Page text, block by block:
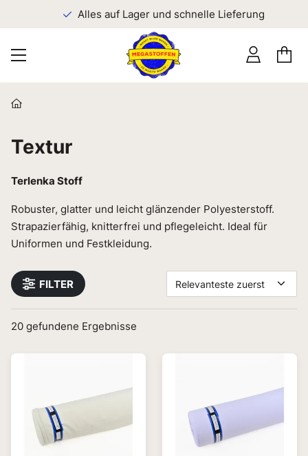
Alles auf Lager und schnelle Lieferung
Textur
Terlenka Stoff
Robuster, glatter und leicht glänzender Polyesterstoff.
Strapazierfähig, knitterfrei und pflegeleicht. Ideal für
Uniformen und Festkleidung.
FILTER Relevanteste zuerst
20 gefundene Ergebnisse